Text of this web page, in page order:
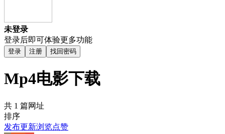
未登录
登录后即可体验更多功能
登录 注册 找回密码
Mp4电影下载
共 1 篇网址
排序
发布更新浏览点赞